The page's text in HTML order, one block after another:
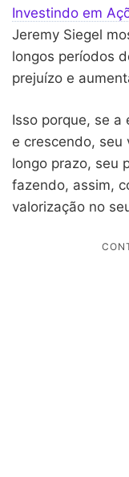
Investindo em
Jeremy Siegel
longos períodos
prejuízo e
Isso porque, se a
e crescendo, seu
longo prazo, seu
fazendo, assim,
valorização no